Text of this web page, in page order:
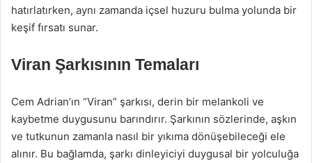
hatırlatırken, aynı zamanda içsel huzuru bulma yolunda bir
keşif fırsatı sunar.
Viran Şarkısının Temaları
Cem Adrian’ın “Viran” şarkısı, derin bir melankoli ve
kaybetme duygusunu barındırır. Şarkının sözlerinde, aşkın
ve tutkunun zamanla nasıl bir yıkıma dönüşebileceği ele
alınır. Bu bağlamda, şarkı dinleyiciyi duygusal bir yolculuğa